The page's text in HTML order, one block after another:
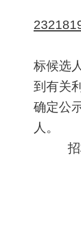
执业
招标
标候选
到有关
确定公
人。
招